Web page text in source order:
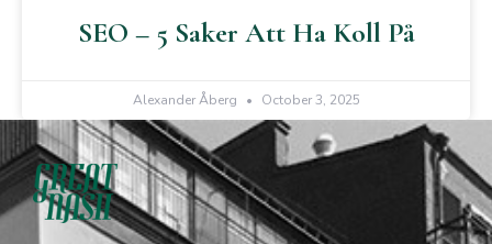
SEO – 5 Saker Att Ha Koll På
Alexander Åberg October 3, 2025